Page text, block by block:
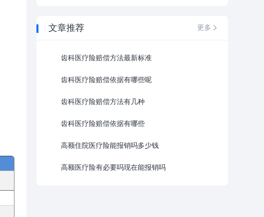
文章推荐 更多 
齿科医疗险赔偿方法最新标准
齿科医疗险赔偿依据有哪些呢
齿科医疗险赔偿方法有几种
齿科医疗险赔偿依据有哪些
高额住院医疗险能报销吗多少钱
高额医疗险有必要吗现在能报销吗